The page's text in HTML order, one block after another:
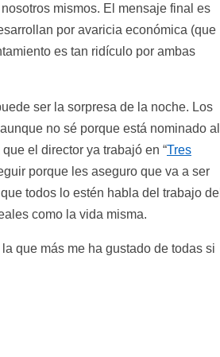
mismos. El mensaje final es
por avaricia económica (que
es tan ridículo por ambas
ser la sorpresa de la noche. Los
no sé porque está nominado al
que el director ya trabajó en “Tres
porque les aseguro que va a ser
todos lo estén habla del trabajo del
como la vida misma.
que más me ha gustado de todas si